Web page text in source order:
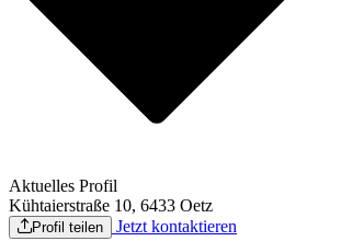
Aktuelles Profil
Kühtaierstraße 10, 6433 Oetz
Profil teilen Jetzt kontaktieren